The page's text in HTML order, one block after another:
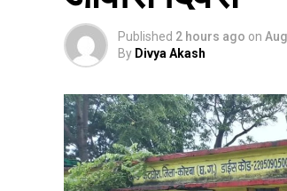
Published 2 hours ago on
By Divya Akash